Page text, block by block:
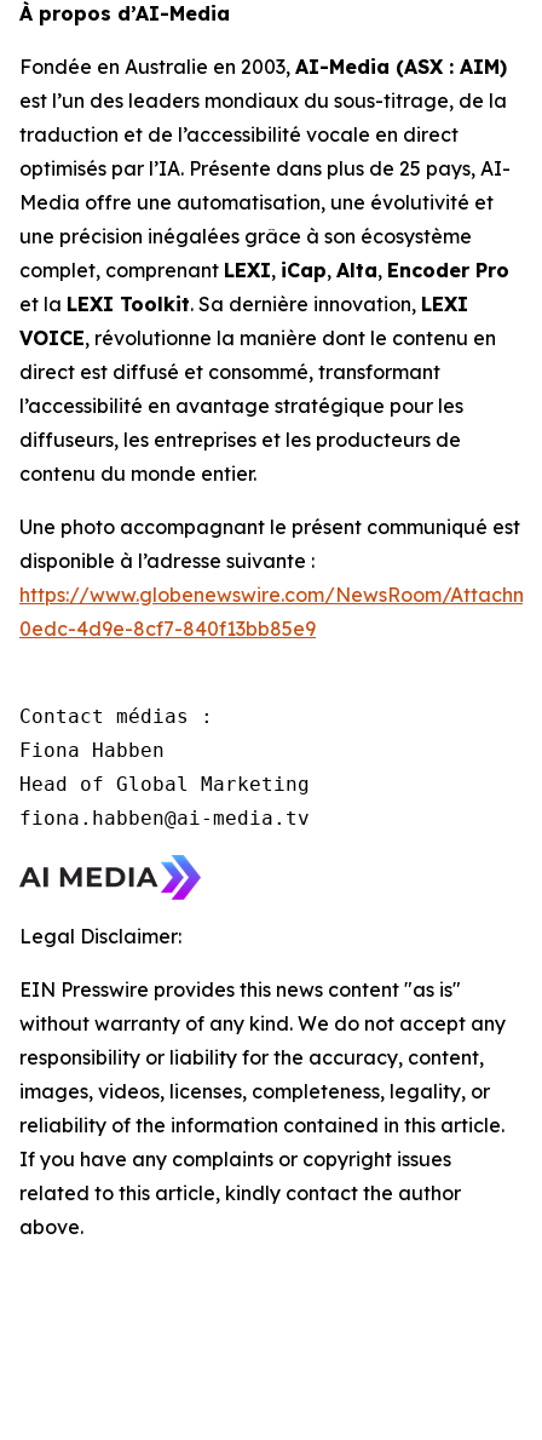
À propos d’AI-Media
Fondée en Australie en 2003, AI-Media (ASX : AIM)
est l’un des leaders mondiaux du sous-titrage, de la
traduction et de l’accessibilité vocale en direct
optimisés par l’IA. Présente dans plus de 25 pays, AI-
Media offre une automatisation, une évolutivité et
une précision inégalées grâce à son écosystème
complet, comprenant LEXI, iCap, Alta, Encoder Pro
et la LEXI Toolkit. Sa dernière innovation, LEXI
VOICE, révolutionne la manière dont le contenu en
direct est diffusé et consommé, transformant
l’accessibilité en avantage stratégique pour les
diffuseurs, les entreprises et les producteurs de
contenu du monde entier.
Une photo accompagnant le présent communiqué est
disponible à l’adresse suivante :
https://www.globenewswire.com/NewsRoom/
0edc-4d9e-8cf7-840f13bb85e9
Contact médias :
Fiona Habben
Head of Global Marketing
fiona.habben@ai-media.tv
Legal Disclaimer:
EIN Presswire provides this news content "as is"
without warranty of any kind. We do not accept any
responsibility or liability for the accuracy, content,
images, videos, licenses, completeness, legality, or
reliability of the information contained in this article.
If you have any complaints or copyright issues
related to this article, kindly contact the author
above.